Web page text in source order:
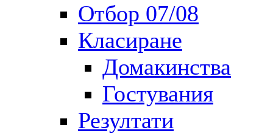
Отбор 07/08
Класиране
Домакинства
Гостувания
Резултати